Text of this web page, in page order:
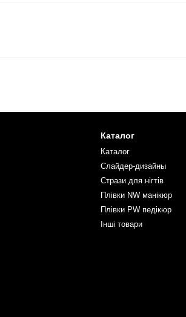
Каталог
Каталог
Слайдер-дизайны
Стрази для нігтів
Плівки NW манікюр
Плівки PW педікюр
Інші товари